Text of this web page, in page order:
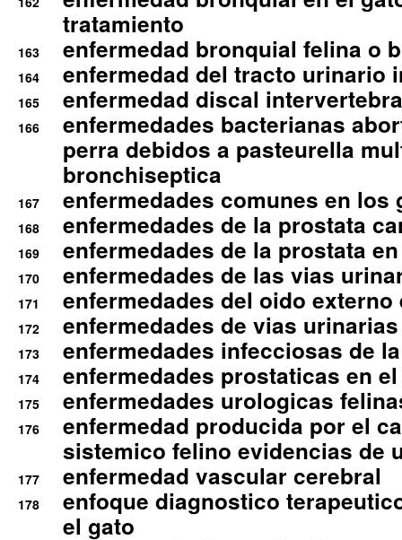
tratamiento
163 enfermedad bronquial felina o
164 enfermedad del tracto urinario
165 enfermedad discal
166
enfermedades bacterianas
perra debidos a pasteurella
bronchiseptica
167 enfermedades comunes en los
168 enfermedades de la prostata
169 enfermedades de la prostata
170 enfermedades de las vias
171 enfermedades del oido
172 enfermedades de vias
173 enfermedades infecciosas de
174 enfermedades prostaticas en
175 enfermedades urologicas
176
enfermedad producida por el
sistemico felino evidencias de
177 enfermedad vascular cerebral
178
enfoque diagnostico
el gato